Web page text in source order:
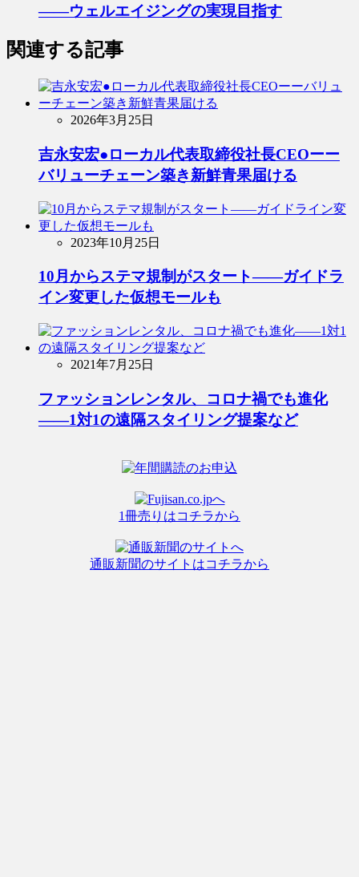
――ウェルエイジングの実現目指す
関連する記事
2026年3月25日
吉永安宏●ローカル代表取締役社長CEOーー
バリューチェーン築き新鮮青果届ける
2023年10月25日
10月からステマ規制がスタート――ガイドラ
イン変更した仮想モールも
2021年7月25日
ファッションレンタル、コロナ禍でも進化
――1対1の遠隔スタイリング提案など
1冊売りはコチラから
通販新聞のサイトはコチラから